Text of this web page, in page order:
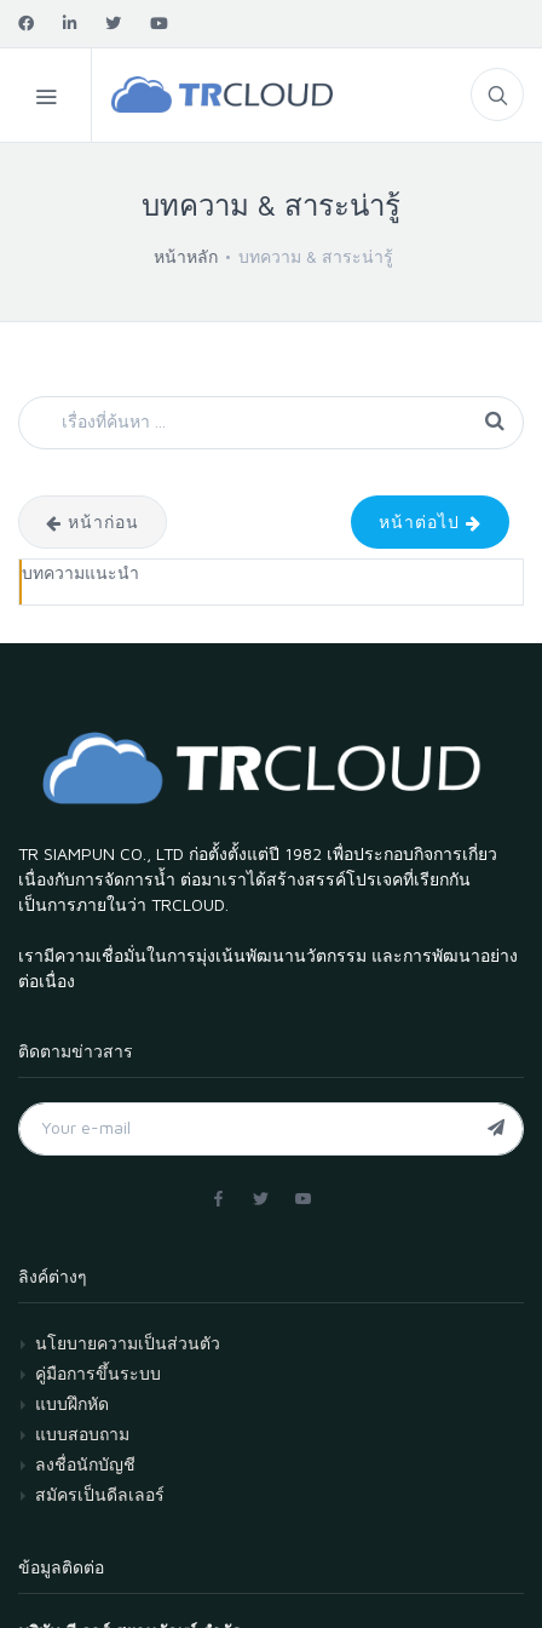
บทความ & สาระน่ารู้
หน้าหลัก บทความ & สาระน่ารู้
หน้าก่อน หน้าต่อไป
บทความแนะนำ
TR SIAMPUN CO., LTD ก่อตั้งตั้งแต่ปี 1982 เพื่อประกอบกิจการเกี่ยว
เนื่องกับการจัดการน้ำ ต่อมาเราได้สร้างสรรค์โปรเจคที่เรียกกัน
เป็นการภายในว่า TRCLOUD.
เรามีความเชื่อมั่นในการมุ่งเน้นพัฒนานวัตกรรม และการพัฒนาอย่าง
ต่อเนื่อง
ติดตามข่าวสาร
ลิงค์ต่างๆ
นโยบายความเป็นส่วนตัว
คู่มือการขึ้นระบบ
แบบฝึกหัด
แบบสอบถาม
ลงชื่อนักบัญชี
สมัครเป็นดีลเลอร์
ข้อมูลติดต่อ